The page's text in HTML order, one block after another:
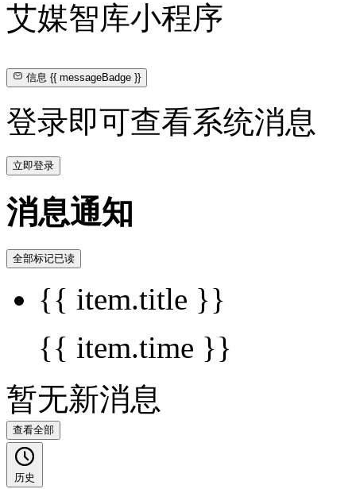
艾媒智库小程序
信息{{ messageBadge }}
登录即可查看系统消息
立即登录
消息通知
全部标记已读
{{ item.title }}
{{ item.time }}
暂无新消息
查看全部
历史